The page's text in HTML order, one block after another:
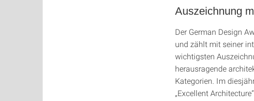
Auszeichnung
Der German Design
und zählt mit seiner
wichtigsten
herausragende
Kategorien. Im
„Excellent